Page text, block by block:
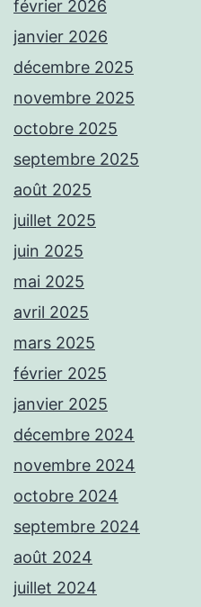
février 2026
janvier 2026
décembre 2025
novembre 2025
octobre 2025
septembre 2025
août 2025
juillet 2025
juin 2025
mai 2025
avril 2025
mars 2025
février 2025
janvier 2025
décembre 2024
novembre 2024
octobre 2024
septembre 2024
août 2024
juillet 2024